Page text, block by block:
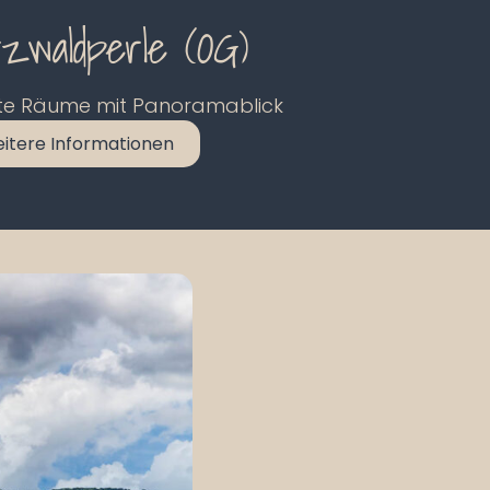
(OG)
Räume mit Panoramablick
Informationen